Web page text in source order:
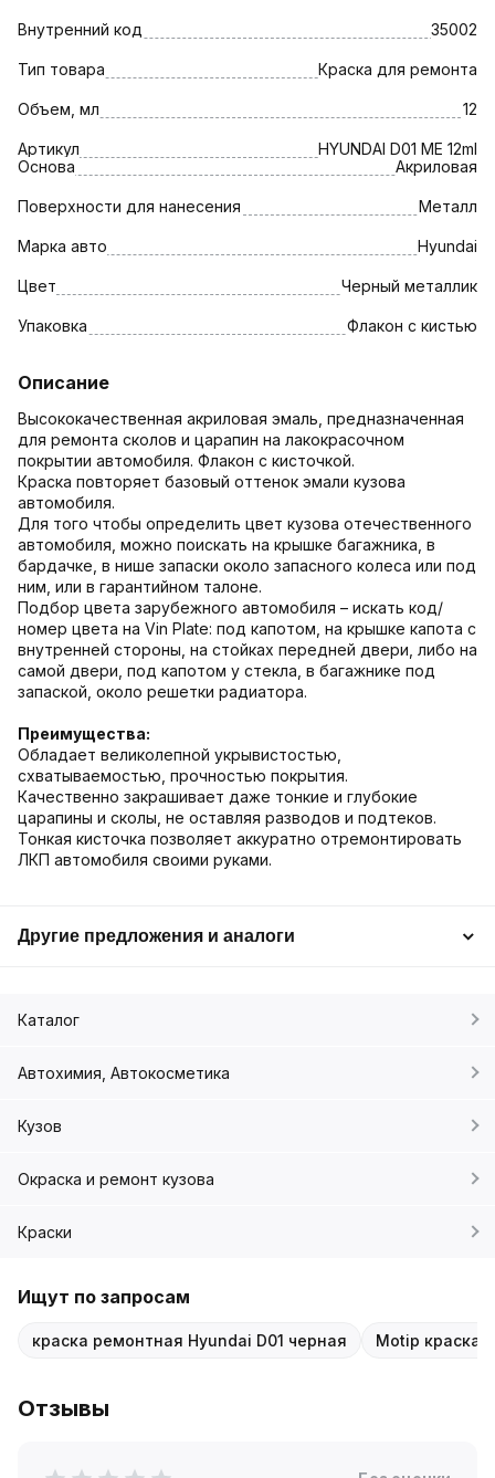
Внутренний код 35002
Тип товара Краска для ремонта
Объем, мл 12
Артикул
HYUNDAI D01 МЕ 12ml
Основа
Акриловая
Поверхности для нанесения Металл
Марка авто Hyundai
Цвет Черный металлик
Упаковка Флакон с кистью
Описание
Высококачественная акриловая эмаль, предназначенная
для ремонта сколов и царапин на лакокрасочном
покрытии автомобиля. Флакон с кисточкой.
Краска повторяет базовый оттенок эмали кузова
автомобиля.
Для того чтобы определить цвет кузова отечественного
автомобиля, можно поискать на крышке багажника, в
бардачке, в нише запаски около запасного колеса или под
ним, или в гарантийном талоне.
Подбор цвета зарубежного автомобиля – искать код/
номер цвета на Vin Plate: под капотом, на крышке капота с
внутренней стороны, на стойках передней двери, либо на
самой двери, под капотом у стекла, в багажнике под
запаской, около решетки радиатора.
Преимущества:
Обладает великолепной укрывистостью,
схватываемостью, прочностью покрытия.
Качественно закрашивает даже тонкие и глубокие
царапины и сколы, не оставляя разводов и подтеков.
Тонкая кисточка позволяет аккуратно отремонтировать
ЛКП автомобиля своими руками.
Другие предложения и аналоги
Каталог
Автохимия, Автокосметика
Кузов
Окраска и ремонт кузова
Краски
Ищут по запросам
краска ремонтная Hyundai D01 черная Motip краска
Отзывы